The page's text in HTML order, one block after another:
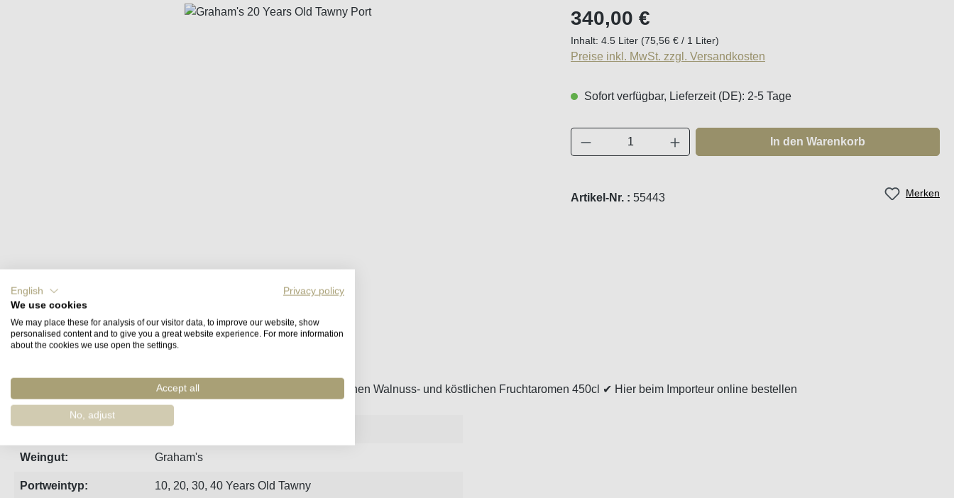
Regulärer Preis:
340,00 €
Inhalt: 4.5 Liter (75,56 € / 1 Liter)
Preise inkl. MwSt. zzgl. Versandkosten
Sofort verfügbar, Lieferzeit (DE): 2-5 Tage
Produkt Anzahl: Gib den gewünschten Wert ein
In den Warenkorb
Merken
Artikel-Nr. : 55443
Steckbrief Produzent Bewertungen
Grahams Flaggschiff unter den Tawny Portweinen mit chrakteristischen Walnuss- und köstlichen Fruchtaromen 450cl ✔ Hier beim Importeur online bestellen
Region: Porto
Weingut: Graham's
Portweintyp: 10, 20, 30, 40 Years Old Tawny
English
Privacy policy
We use cookies
We may place these for analysis of our visitor data, to improve our website, show
personalised content and to give you a great website experience. For more information
about the cookies we use open the settings.
Accept all
No, adjust